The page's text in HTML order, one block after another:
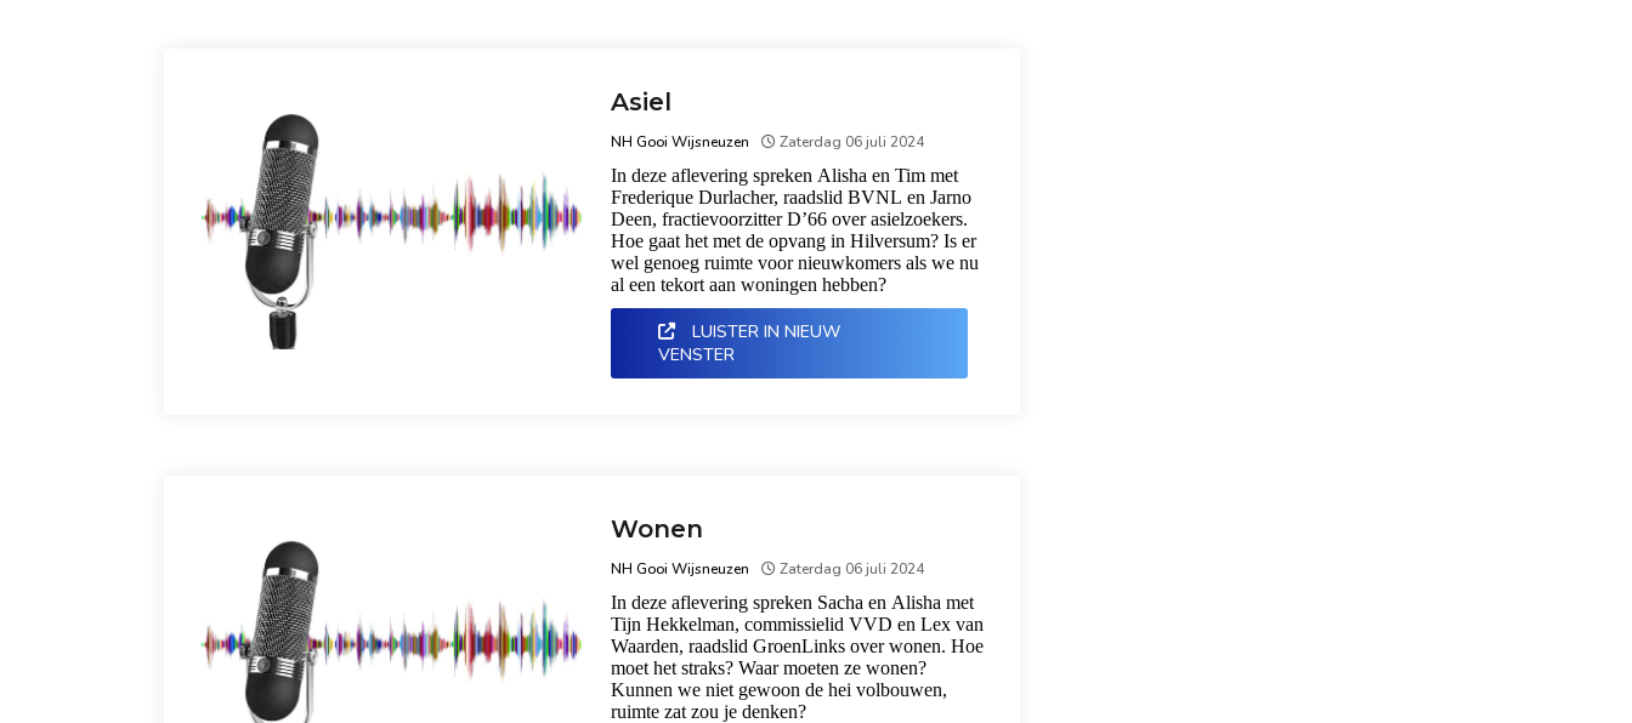
Asiel
NH Gooi Wijsneuzen Zaterdag 06 juli 2024
In deze aflevering spreken Alisha en Tim met
Frederique Durlacher, raadslid BVNL en Jarno
Deen, fractievoorzitter D’66 over asielzoekers.
Hoe gaat het met de opvang in Hilversum? Is er
wel genoeg ruimte voor nieuwkomers als we nu
al een tekort aan woningen hebben?
LUISTER IN NIEUW
VENSTER
Wonen
NH Gooi Wijsneuzen Zaterdag 06 juli 2024
In deze aflevering spreken Sacha en Alisha met
Tijn Hekkelman, commissielid VVD en Lex van
Waarden, raadslid GroenLinks over wonen. Hoe
moet het straks? Waar moeten ze wonen?
Kunnen we niet gewoon de hei volbouwen,
ruimte zat zou je denken?